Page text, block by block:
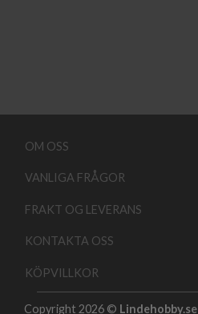
OM OSS
VANLIGA FRÅGOR
FRAKT OG LEVERANS
KONTAKTA OSS
KÖPVILLKOR
Copyright 2026 © Lindehobby.se